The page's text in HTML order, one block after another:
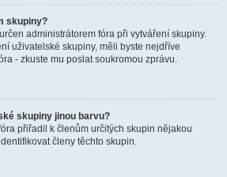
skupiny?
administrátorem fóra při vytváření skupiny.
uživatelské skupiny, měli byste nejdříve
- zkuste mu poslat soukromou zprávu.
skupiny jinou barvu?
přiřadil k členům určitých skupin nějakou
členy těchto skupin.